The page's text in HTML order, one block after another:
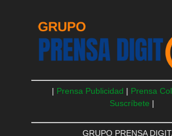
| Prensa Publicidad | Prensa
Suscríbete |
GRUPO PRENSA